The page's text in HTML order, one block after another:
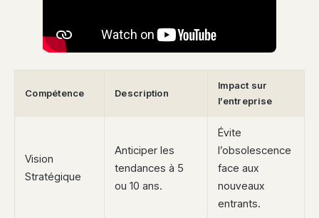
Compétence Description
Impact sur
l’entreprise
Vision
Stratégique
Anticiper les
tendances à 5
ou 10 ans.
Évite
l’obsolescence
face aux
nouveaux
entrants.